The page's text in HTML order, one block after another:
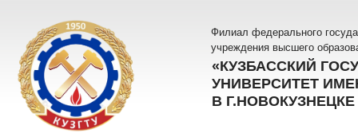
Филиал федерального
учреждения высшего
«КУЗБАССКИЙ
УНИВЕРСИТЕТ
В Г.НОВОКУЗНЕЦКЕ